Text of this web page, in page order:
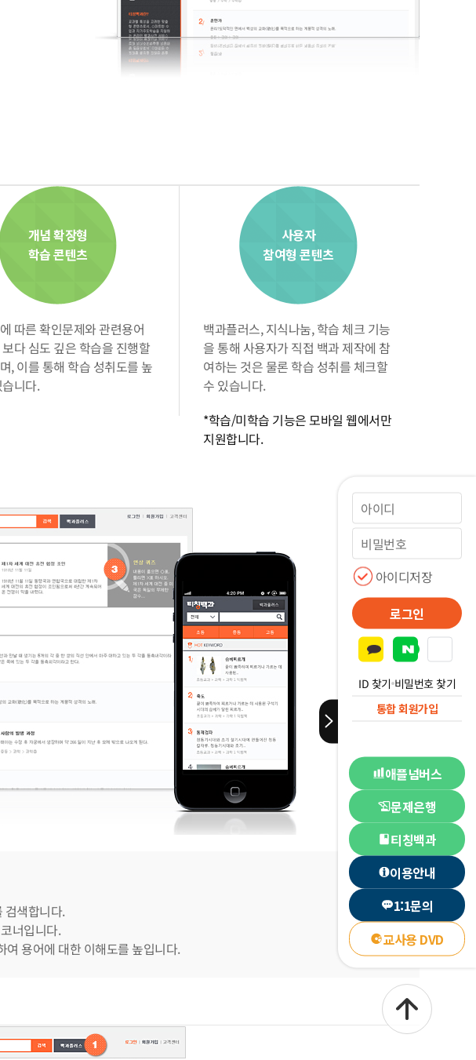
아이디저장
로그인
ID 찾기 비밀번호 찾기
통합 회원가입
애플넘버스
문제은행
티칭백과
이용안내
1:1문의
교사용 DVD
개념 확장형
학습 콘텐츠
따른 확인문제와 관련용어
다 심도 깊은 학습을 진행할
, 이를 통해 학습 성취도를 높
니다.
사용자
참여형 콘텐츠
백과플러스, 지식나눔, 학습 체크 기능
을 통해 사용자가 직접 백과 제작에 참
여하는 것은 물론 학습 성취를 체크할
수 있습니다.
*학습/미학습 기능은 모바일 웹에서만
지원합니다.
검색합니다.
너입니다.
여 용어에 대한 이해도를 높입니다.